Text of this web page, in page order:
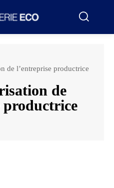
de l’entreprise productrice
de
productrice